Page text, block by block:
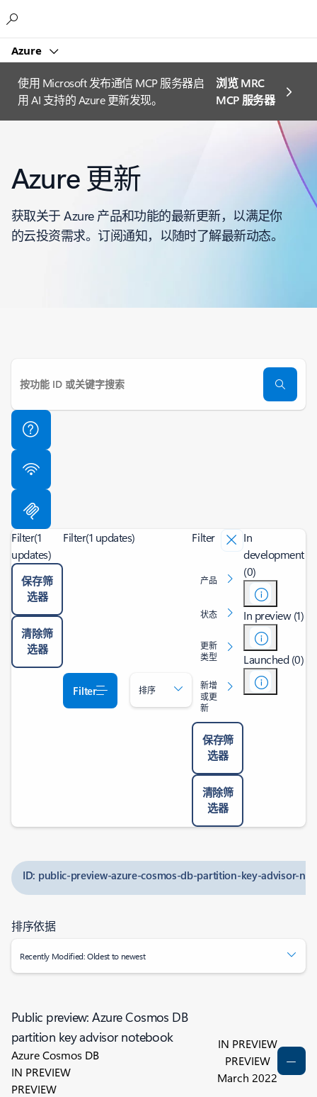
Azure
使用 Microsoft 发布通信 MCP 服务器启
用 AI 支持的 Azure 更新发现。
浏览 MRC
MCP 服务器
Azure 更新
获取关于 Azure 产品和功能的最新更新，以满足你
的云投资需求。订阅通知，以随时了解最新动态。
Filter(1
updates)
保存筛
选器
清除筛
选器
Filter(1 updates)
Filter 排序
Filter
产品
状态
更新
类型
新增
或更
新
保存筛
选器
清除筛
选器
In
development
(0)
In preview (1)
Launched (0)
ID: public-preview-azure-cosmos-db-partition-key-advisor-
排序依据
Recently Modified: Oldest to newest
Public preview: Azure Cosmos DB
partition key advisor notebook
Azure Cosmos DB
IN PREVIEW
PREVIEW
IN PREVIEW
PREVIEW
March 2022